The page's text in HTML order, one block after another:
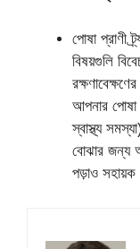
পোষা প্রাণী
বিষয়গুলি
আপনার পোষা
স্বাস্থ্য
বোঝার জন্য
পড়াও